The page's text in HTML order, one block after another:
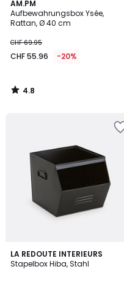
AM.PM
Aufbewahrungsbox Ysée,
Rattan, Ø 40 cm
CHF 69.95
CHF 55.96 -20%
4.8
/ 5
4.8
/
LA REDOUTE INTERIEURS
Stapelbox Hiba, Stahl
4.4
/ 5
5
Farben